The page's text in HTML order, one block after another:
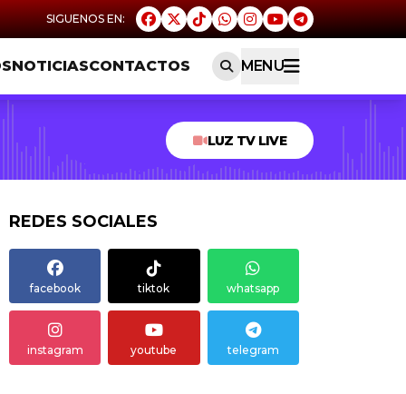
NOTICIASCONTACTOS MENU
LUZ TV LIVE
REDES SOCIALES
facebook tiktok whatsapp
instagram youtube telegram